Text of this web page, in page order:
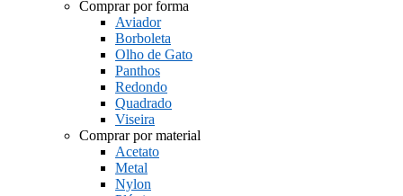
Comprar por forma
Aviador
Borboleta
Olho de Gato
Panthos
Redondo
Quadrado
Viseira
Comprar por material
Acetato
Metal
Nylon